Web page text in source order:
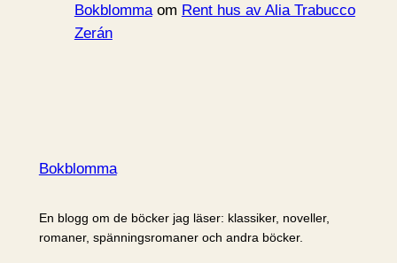
Bokblommaom Rent hus av Alia Trabucco
Zerán
Bokblomma
En blogg om de böcker jag läser: klassiker, noveller,
romaner, spänningsromaner och andra böcker.